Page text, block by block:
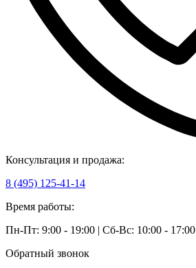
Консультация и продажа:
8 (495) 125-41-14
Время работы:
Пн-Пт: 9:00 - 19:00 | Сб-Вс: 10:00 - 17:00
Обратный звонок